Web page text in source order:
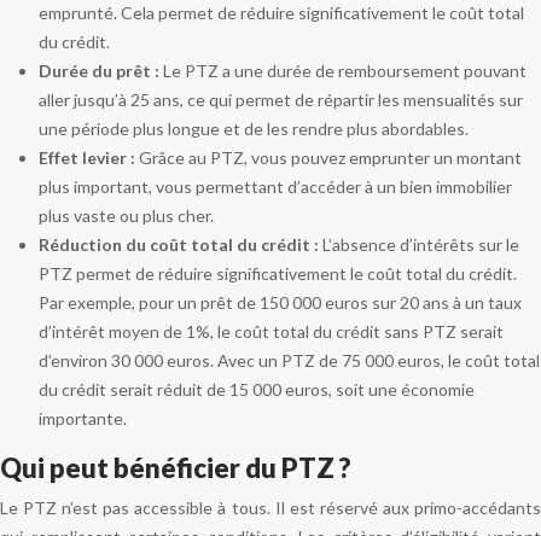
emprunté. Cela permet de réduire significativement le coût total
du crédit.
Durée du prêt : Le PTZ a une durée de remboursement pouvant
aller jusqu’à 25 ans, ce qui permet de répartir les mensualités sur
une période plus longue et de les rendre plus abordables.
Effet levier : Grâce au PTZ, vous pouvez emprunter un montant
plus important, vous permettant d’accéder à un bien immobilier
plus vaste ou plus cher.
Réduction du coût total du crédit : L’absence d’intérêts sur le
PTZ permet de réduire significativement le coût total du crédit.
Par exemple, pour un prêt de 150 000 euros sur 20 ans à un taux
d’intérêt moyen de 1%, le coût total du crédit sans PTZ serait
d’environ 30 000 euros. Avec un PTZ de 75 000 euros, le coût total
du crédit serait réduit de 15 000 euros, soit une économie
importante.
Qui peut bénéficier du PTZ ?
Le PTZ n’est pas accessible à tous. Il est réservé aux primo-accédants